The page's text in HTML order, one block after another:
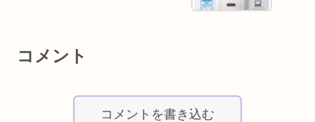
コメント
コメントを書き込む